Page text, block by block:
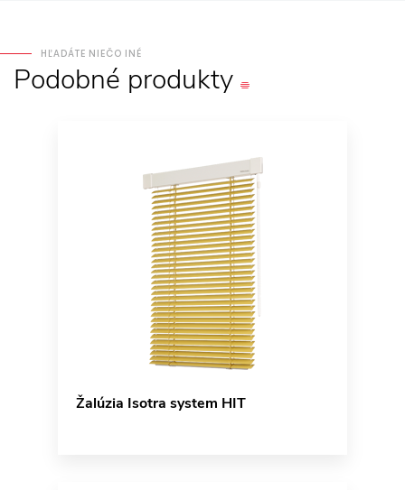
HĽADÁTE NIEČO INÉ
Podobné produkty
Žalúzia Isotra system HIT